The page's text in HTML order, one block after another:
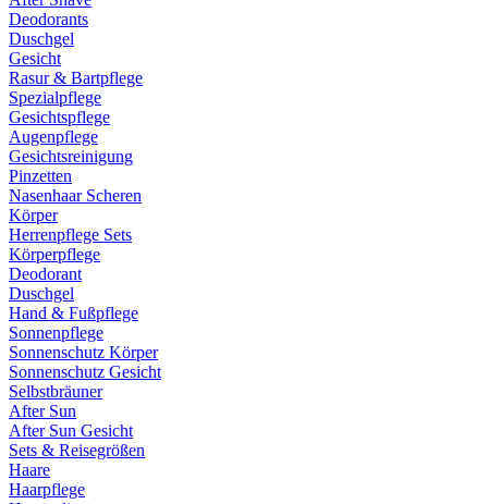
Deodorants
Duschgel
Gesicht
Rasur & Bartpflege
Spezialpflege
Gesichtspflege
Augenpflege
Gesichtsreinigung
Pinzetten
Nasenhaar Scheren
Körper
Herrenpflege Sets
Körperpflege
Deodorant
Duschgel
Hand & Fußpflege
Sonnenpflege
Sonnenschutz Körper
Sonnenschutz Gesicht
Selbstbräuner
After Sun
After Sun Gesicht
Sets & Reisegrößen
Haare
Haarpflege